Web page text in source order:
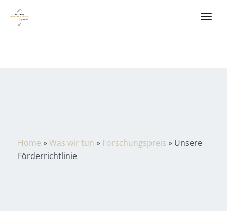
Home »Was wir tun » Forschungspreis » Unsere
Förderrichtlinie